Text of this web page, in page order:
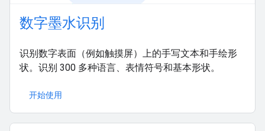
数字墨水识别
识别数字表面（例如触摸屏）上的手写文本和手绘形
状。识别 300 多种语言、表情符号和基本形状。
开始使用